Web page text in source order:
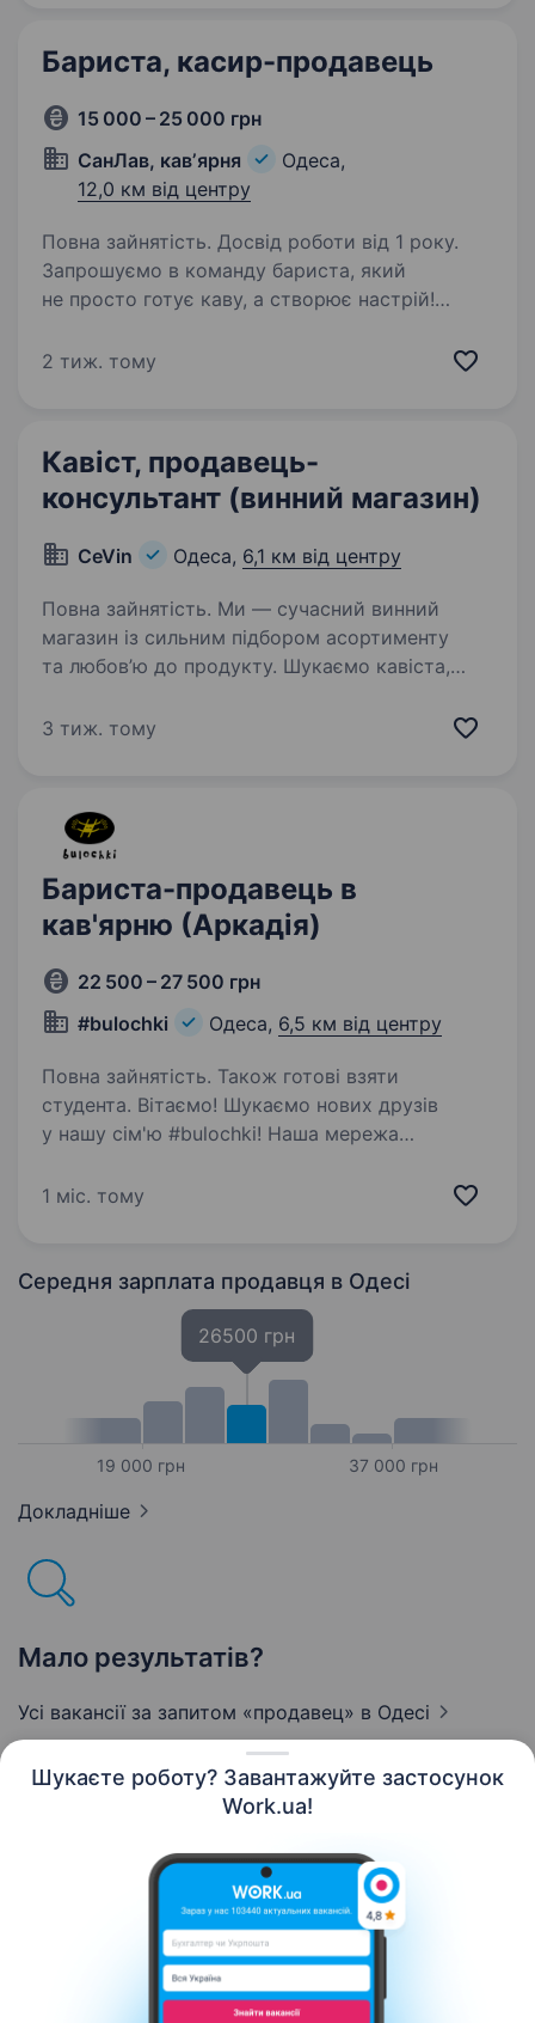
Шукаєте роботу? Завантажуйте застосунок
Work.ua!
Бариста, касир-продавець
15 000 – 25 000 грн
СанЛав, кавʼярня
Одеса,
12,0 км від центру
Повна зайнятість. Досвід роботи від 1 року.
Запрошуємо в команду бариста, який
не просто готує каву, а створює настрій!
професіонала, який обожнює свою справу
2 тиж. тому
Кавіст, продавець-
консультант (винний магазин)
CeVin Одеса, 6,1 км від центру
Повна зайнятість. Ми — сучасний винний
магазин із сильним підбором асортименту
та любов’ю до продукту. Шукаємо кавіста,
знайти «своє» вино. Локація: (Малиновський
3 тиж. тому
Бариста-продавець в
кав'ярню (Аркадія)
22 500 – 27 500 грн
#bulochki
Одеса, 6,5 км від центру
Повна зайнятість. Також готові взяти
студента. Вітаємо! Шукаємо нових друзів
у нашу сім'ю #bulochki! Наша мережа
ми в пошуках продавців-касирів, які готові
1 міс. тому
Середня зарплата продавця в Одесі
19 000 грн
26500 грн
37 000 грн
Докладніше
Мало результатів?
Усі вакансії за запитом «продавец» в Одесі